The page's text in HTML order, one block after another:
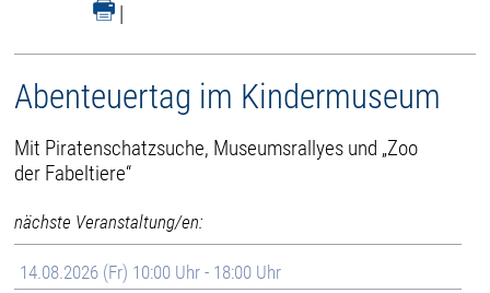
|
Abenteuertag im Kindermuseum
Mit Piratenschatzsuche, Museumsrallyes und „Zoo
der Fabeltiere“
nächste Veranstaltung/en:
14.08.2026 (Fr) 10:00 Uhr - 18:00 Uhr